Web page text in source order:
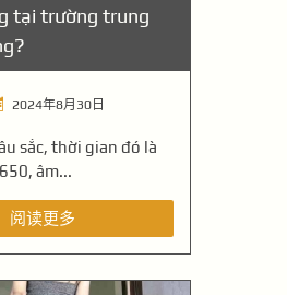
tại trường trung
2024年8月30日
sắc, thời gian đó là
âm...
阅读更多